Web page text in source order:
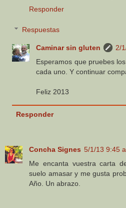
Responder
Respuestas
Caminar sin gluten
2/
Esperamos que pruebes
cada uno. Y continuar
Feliz 2013
Responder
Concha Signes 5/1/13 9:45
Me encanta vuestra carta
suelo amasar y me gusta
Año. Un abrazo.